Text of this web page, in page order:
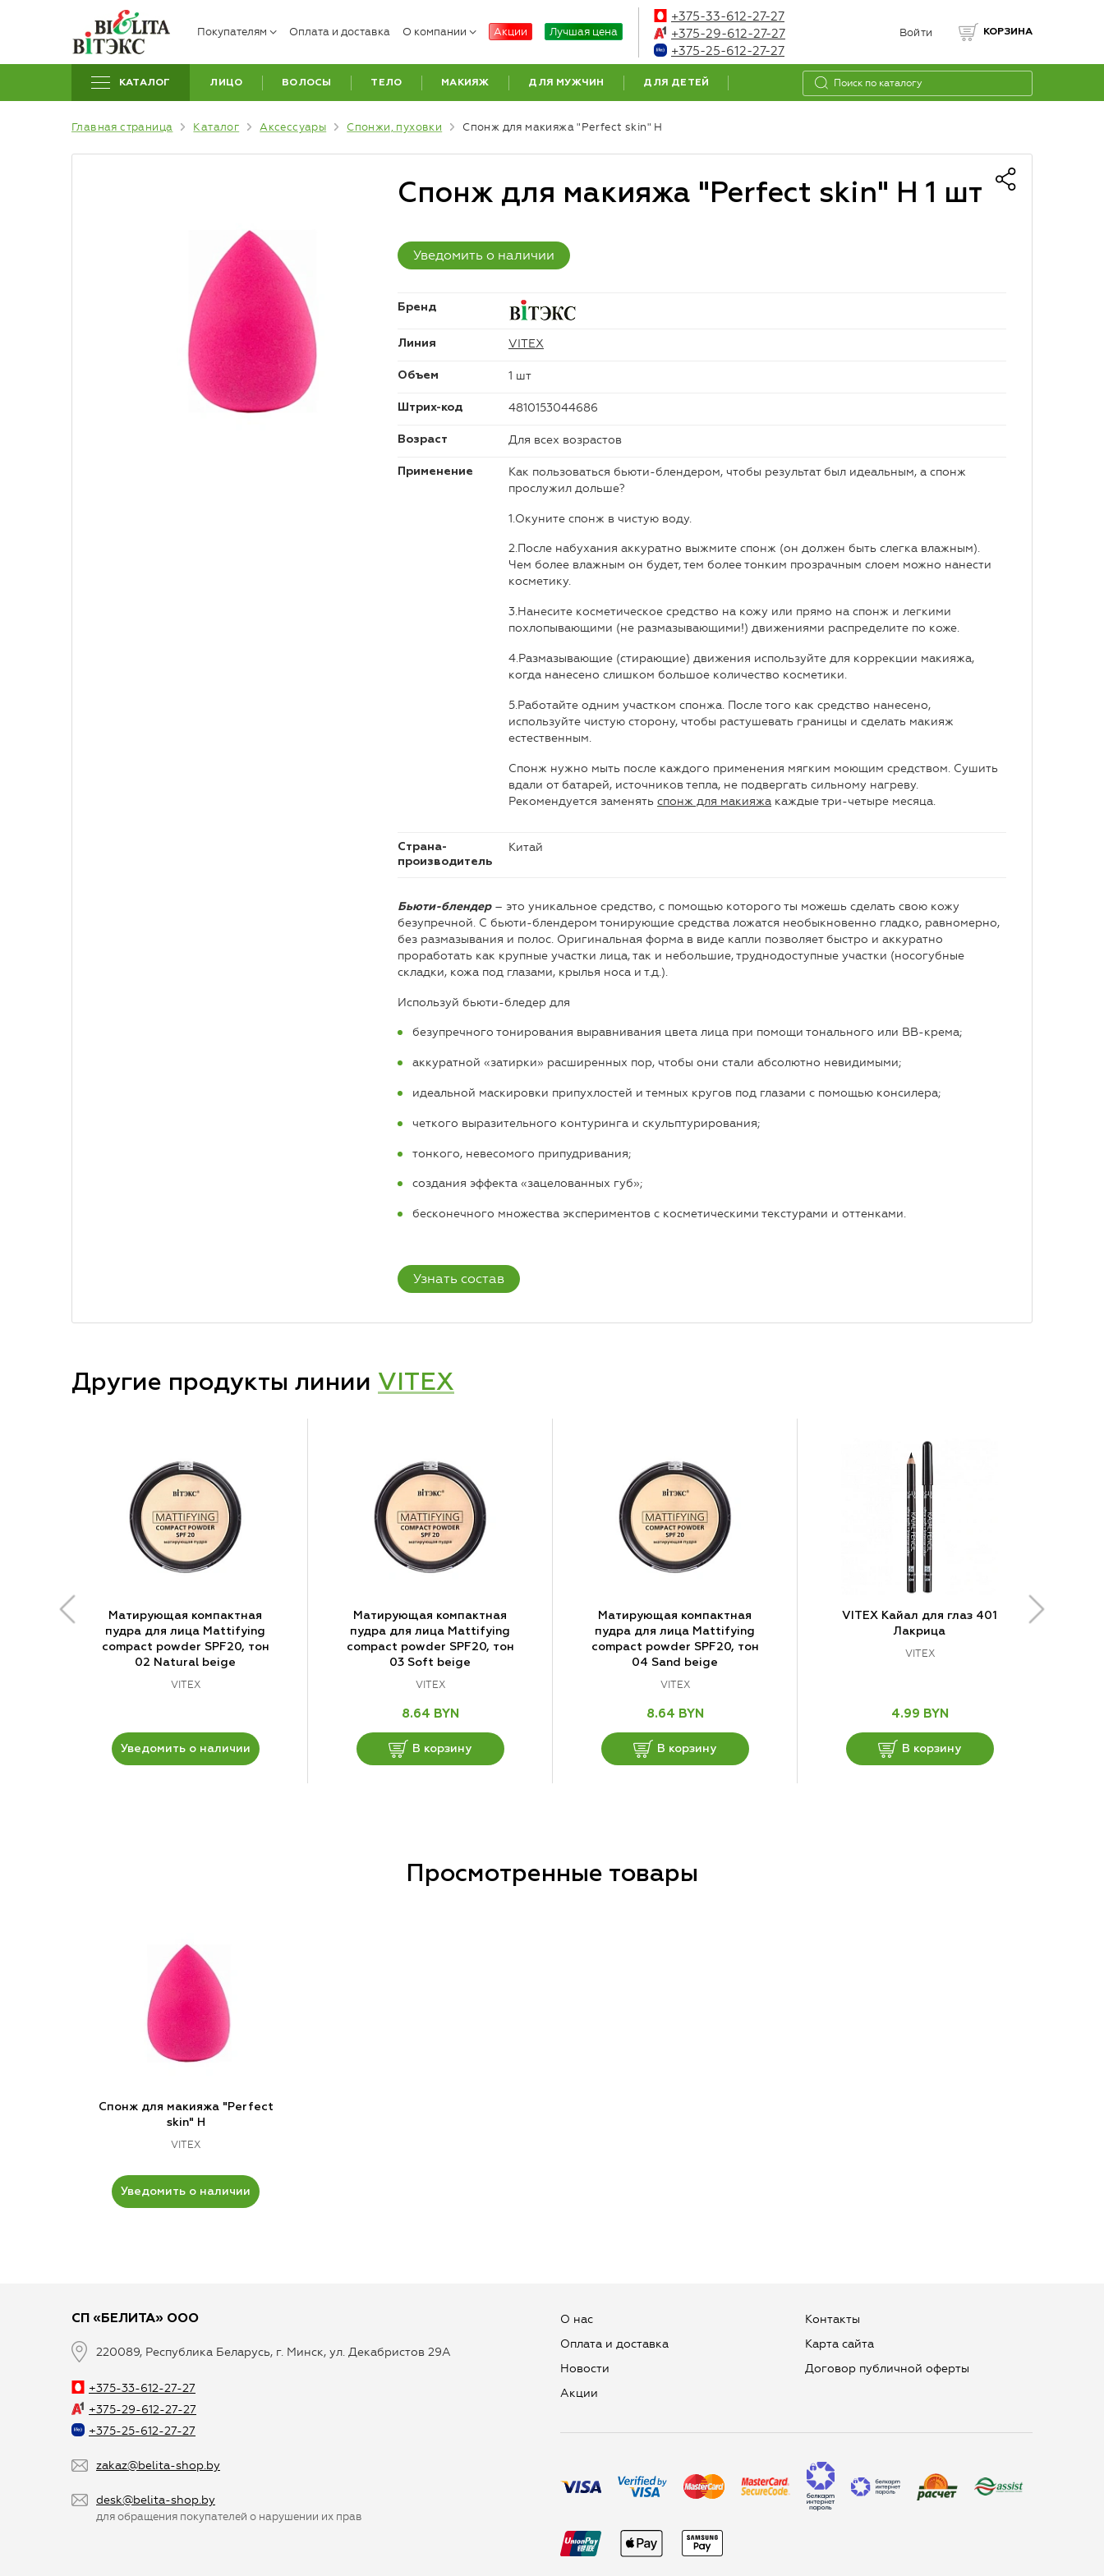
Покупателям Оплата и доставка О компании Акции Лучшая цена
+375-33-612-27-27
+375-29-612-27-27
+375-25-612-27-27
Войти КОРЗИНА
КАТАЛОГ ЛИЦО ВОЛОСЫ ТЕЛО МАКИЯЖ ДЛЯ МУЖЧИН ДЛЯ ДЕТЕЙ
Главная страница Каталог Аксессуары Спонжи, пуховки Спонж для макияжа "Perfect skin" Н
Спонж для макияжа "Perfect skin" Н 1 шт
Уведомить о наличии
Бренд
Линия VITEX
Объем 1 шт
Штрих-код 4810153044686
Возраст Для всех возрастов
Применение
Как пользоваться бьюти-блендером, чтобы результат был идеальным, а спонж
прослужил дольше?
1.Окуните спонж в чистую воду.
2.После набухания аккуратно выжмите спонж (он должен быть слегка влажным).
Чем более влажным он будет, тем более тонким прозрачным слоем можно нанести
косметику.
3.Нанесите косметическое средство на кожу или прямо на спонж и легкими
похлопывающими (не размазывающими!) движениями распределите по коже.
4.Размазывающие (стирающие) движения используйте для коррекции макияжа,
когда нанесено слишком большое количество косметики.
5.Работайте одним участком спонжа. После того как средство нанесено,
используйте чистую сторону, чтобы растушевать границы и сделать макияж
естественным.
Спонж нужно мыть после каждого применения мягким моющим средством. Сушить
вдали от батарей, источников тепла, не подвергать сильному нагреву.
Рекомендуется заменять спонж для макияжакаждые три-четыре месяца.
Страна-
производитель
Китай
Бьюти-блендер– это уникальное средство, с помощью которого ты можешь сделать свою кожу
безупречной. С бьюти-блендером тонирующие средства ложатся необыкновенно гладко, равномерно,
без размазывания и полос. Оригинальная форма в виде капли позволяет быстро и аккуратно
проработать как крупные участки лица, так и небольшие, труднодоступные участки (носогубные
складки, кожа под глазами, крылья носа и т.д.).
Используй бьюти-бледер для
безупречного тонирования выравнивания цвета лица при помощи тонального или ВВ-крема;
аккуратной «затирки» расширенных пор, чтобы они стали абсолютно невидимыми;
идеальной маскировки припухлостей и темных кругов под глазами с помощью консилера;
четкого выразительного контуринга и скульптурирования;
тонкого, невесомого припудривания;
создания эффекта «зацелованных губ»;
бесконечного множества экспериментов с косметическими текстурами и оттенками.
Узнать состав
Другие продукты линии VITEX
Матирующая компактная
пудра для лица Mattifying
compact powder SPF20, тон
02 Natural beige
VITEX
Уведомить о наличии
Матирующая компактная
пудра для лица Mattifying
compact powder SPF20, тон
03 Soft beige
VITEX
8.64 BYN
В корзину
Матирующая компактная
пудра для лица Mattifying
compact powder SPF20, тон
04 Sand beige
VITEX
8.64 BYN
В корзину
VITEX Кайал для глаз 401
Лакрица
VITEX
4.99 BYN
В корзину
Просмотренные товары
Спонж для макияжа "Perfect
skin" Н
VITEX
Уведомить о наличии
СП «БЕЛИТА» ООО
220089, Республика Беларусь, г. Минск, ул. Декабристов 29А
+375-33-612-27-27
+375-29-612-27-27
+375-25-612-27-27
zakaz@belita-shop.by
desk@belita-shop.by
для обращения покупателей о нарушении их прав
О нас
Оплата и доставка
Новости
Aкции
Контакты
Карта сайта
Договор публичной оферты